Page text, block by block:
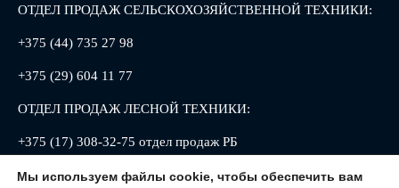
ОТДЕЛ ПРОДАЖ СЕЛЬСКОХОЗЯЙСТВЕННОЙ ТЕХНИКИ:
+375 (44) 735 27 98
+375 (29) 604 11 77
ОТДЕЛ ПРОДАЖ ЛЕСНОЙ ТЕХНИКИ:
+375 (17) 308-32-75 отдел продаж РБ
+375 (17) 308-32-88 отдел продаж РФ
Мы используем файлы cookie, чтобы обеспечить вам